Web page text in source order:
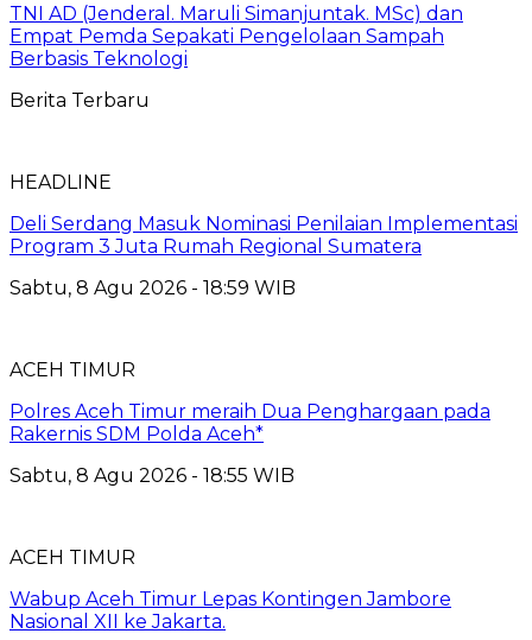
TNI AD (Jenderal. Maruli Simanjuntak. MSc) dan
Empat Pemda Sepakati Pengelolaan Sampah
Berbasis Teknologi
Berita Terbaru
HEADLINE
Deli Serdang Masuk Nominasi Penilaian Implementasi
Program 3 Juta Rumah Regional Sumatera
Sabtu, 8 Agu 2026 - 18:59 WIB
ACEH TIMUR
Polres Aceh Timur meraih Dua Penghargaan pada
Rakernis SDM Polda Aceh*
Sabtu, 8 Agu 2026 - 18:55 WIB
ACEH TIMUR
Wabup Aceh Timur Lepas Kontingen Jambore
Nasional XII ke Jakarta.